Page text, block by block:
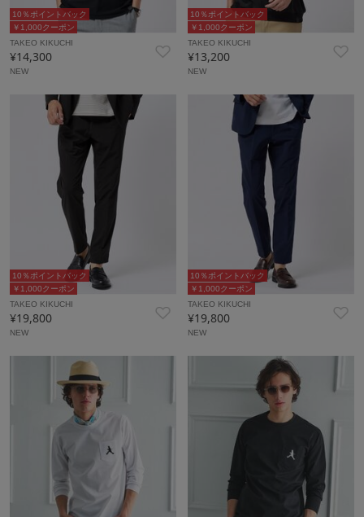
￥1,000クーポン
10％ポイントバック
TAKEO KIKUCHI
¥14,300
NEW
￥1,000クーポン
10％ポイントバック
TAKEO KIKUCHI
¥13,200
NEW
￥1,000クーポン
10％ポイントバック
TAKEO KIKUCHI
¥19,800
NEW
￥1,000クーポン
10％ポイントバック
TAKEO KIKUCHI
¥19,800
NEW